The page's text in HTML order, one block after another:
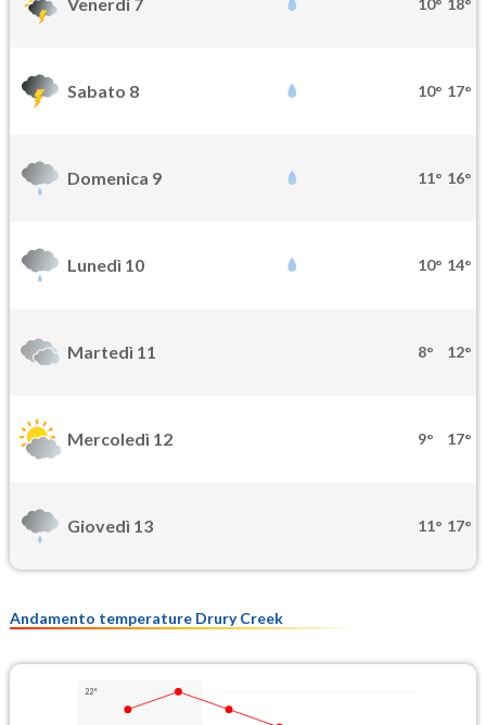
Venerdì 7 10° 18°
Sabato 8 10° 17°
Domenica 9 11° 16°
Lunedì 10 10° 14°
Martedì 11 8° 12°
Mercoledì 12 9° 17°
Giovedì 13 11° 17°
Andamento temperature Drury Creek
22°